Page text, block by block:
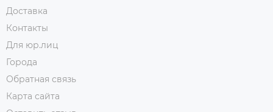
Доставка
Контакты
Для юр.лиц
Города
Обратная связь
Карта сайта